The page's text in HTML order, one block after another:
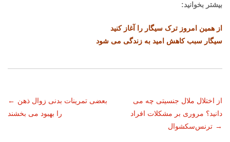
بیشتر بخوانید:
از همین امروز ترک سیگار را آغاز کنید
سیگار سبب کاهش امید به زندگی می شود
ناوبری
نوشته
← بعضی تمرینات بدنی زوال ذهن
را بهبود می بخشند
از اختلال ملال جنسیتی چه می
دانید؟ مروری بر مشکلات افراد
ترنس‌سکشوال →